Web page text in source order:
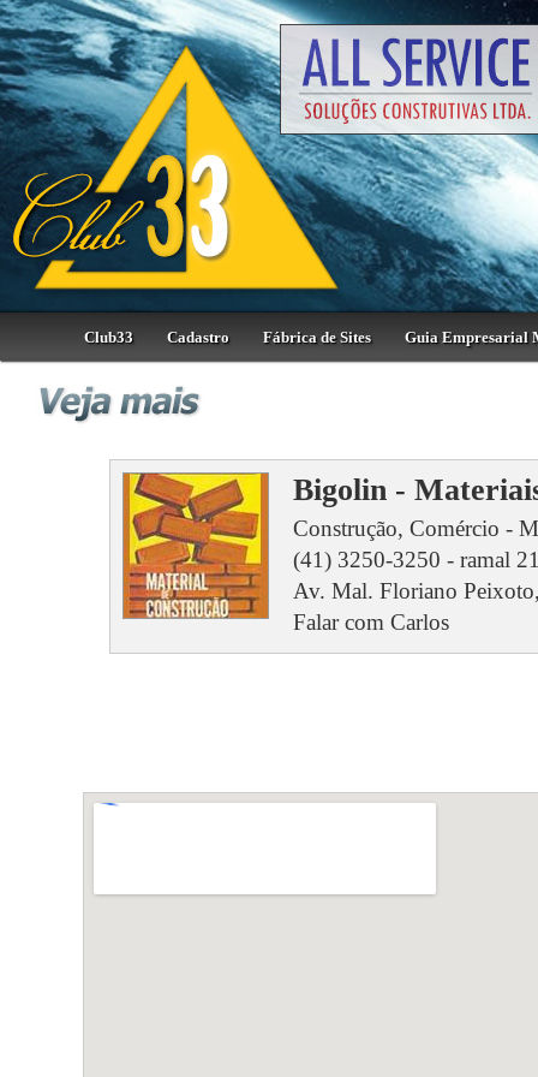
Club33 Cadastro Fábrica de Sites Guia Empresarial
Bigolin -
Construção, Comércio -
(41) 3250-3250 - ramal
Av. Mal. Floriano
Falar com Carlos